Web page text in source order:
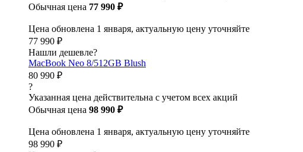
Обычная цена 77 990 ₽
Цена обновлена 1 января, актуальную цену уточняйте
77 990 ₽
Нашли дешевле?
MacBook Neo 8/512GB Blush
80 990 ₽
?
Указанная цена действительна с учетом всех акций
Обычная цена 98 990 ₽
Цена обновлена 1 января, актуальную цену уточняйте
98 990 ₽